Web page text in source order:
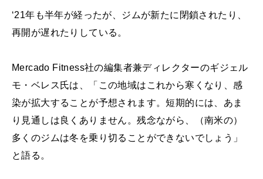
‘21年も半年が経ったが、ジムが新たに閉鎖されたり、
再開が遅れたりしている。
Mercado Fitness社の編集者兼ディレクターのギジェル
モ・ベレス氏は、「この地域はこれから寒くなり、感
染が拡大することが予想されます。短期的には、あま
り見通しは良くありません。残念ながら、（南米の）
多くのジムは冬を乗り切ることができないでしょう」
と語る。